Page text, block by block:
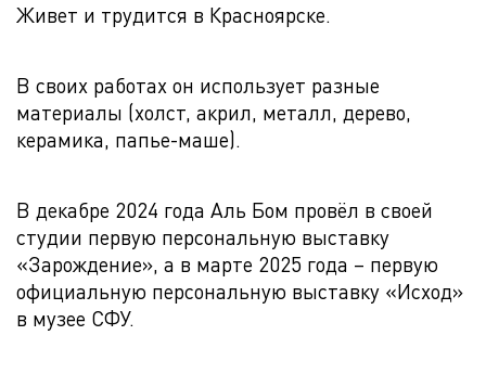
Живет и трудится в Красноярске.
В своих работах он использует разные
материалы (холст, акрил, металл, дерево,
керамика, папье-маше).
В декабре 2024 года Аль Бом провёл в своей
студии первую персональную выставку
«Зарождение», а в марте 2025 года – первую
официальную персональную выставку «Исход»
в музее СФУ.